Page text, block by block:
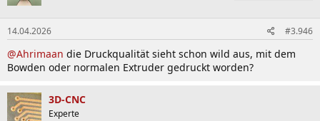
14.04.2026 #3.946
@Ahrimaan die Druckqualität sieht schon wild aus, mit dem
Bowden oder normalen Extruder gedruckt worden?
3D-CNC
Experte